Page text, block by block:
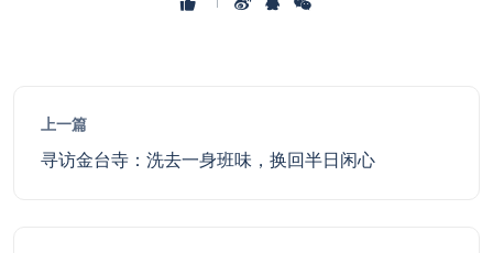
上一篇
寻访金台寺：洗去一身班味，换回半日闲心